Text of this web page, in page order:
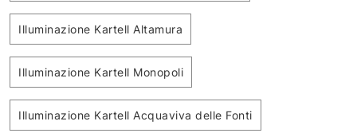
Illuminazione Kartell Altamura
Illuminazione Kartell Monopoli
Illuminazione Kartell Acquaviva delle Fonti